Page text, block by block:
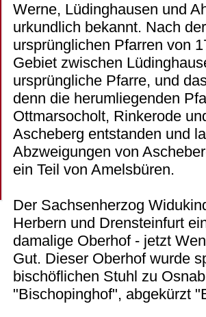
Werne, Lüdinghausen und
urkundlich bekannt. Nach
ursprünglichen Pfarren von
Gebiet zwischen
ursprüngliche Pfarre, und
denn die herumliegenden
Ottmarsocholt, Rinkerode
Ascheberg entstanden und
Abzweigungen von
ein Teil von Amelsbüren.
Der Sachsenherzog
Herbern und Drensteinfurt
damalige Oberhof - jetzt
Gut. Dieser Oberhof wurde
bischöflichen Stuhl zu
"Bischopinghof", abgekürzt